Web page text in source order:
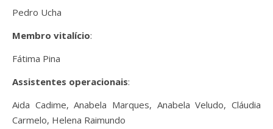
Pedro Ucha
Membro vitalício:
Fátima Pina
Assistentes operacionais:
Aida Cadime, Anabela Marques, Anabela Veludo, Cláudia
Carmelo, Helena Raimundo